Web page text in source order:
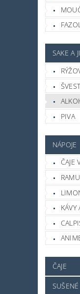
SAKE A
PIVA
NÁPOJE
ČAJE
KÁVY
ČAJE